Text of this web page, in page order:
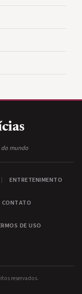
do mundo
ENTRETENIMENTO
CONTATO
DE USO
reservados.